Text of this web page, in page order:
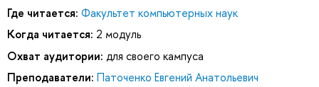
Где читается: Факультет компьютерных наук
Когда читается: 2 модуль
Охват аудитории: для своего кампуса
Преподаватели: Паточенко Евгений Анатольевич